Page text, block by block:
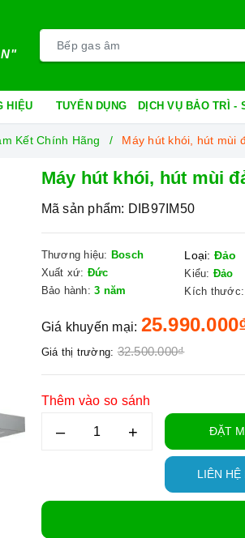
HIỆU TUYỂN DỤNG DỊCH VỤ BẢO TRÌ -
Kết Chính Hãng Máy hút khói, hút mùi
Máy hút khói, hút mùi
Mã sản phẩm: DIB97IM50
Thương hiệu: Bosch
Xuất xứ: Đức
Bảo hành: 3 năm
Loại: Đảo
Kiểu: Đảo
Kích thước:
Giá khuyến mại:
Giá thị trường: 32.500.000₫
Thêm vào so sánh
– + ĐẶT
LIÊN HỆ